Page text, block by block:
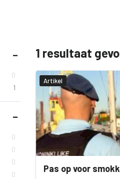
0
1
0
0
0
0
1 resultaat
Artikel
Pas op voor